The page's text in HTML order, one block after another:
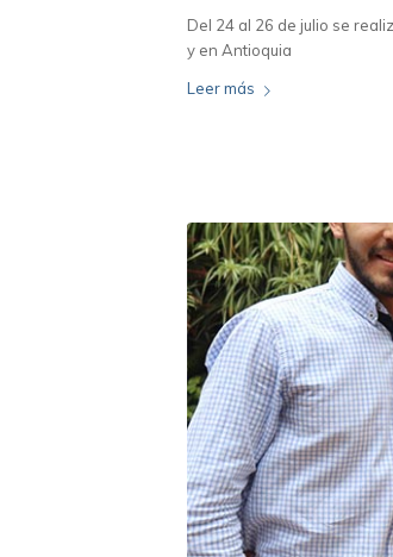
Del 24 al 26 de julio se
y en Antioquia
Leer más